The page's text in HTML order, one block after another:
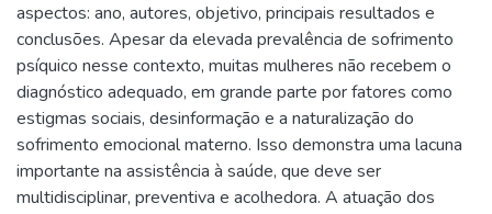
aspectos: ano, autores, objetivo, principais resultados e
conclusões. Apesar da elevada prevalência de sofrimento
psíquico nesse contexto, muitas mulheres não recebem o
diagnóstico adequado, em grande parte por fatores como
estigmas sociais, desinformação e a naturalização do
sofrimento emocional materno. Isso demonstra uma lacuna
importante na assistência à saúde, que deve ser
multidisciplinar, preventiva e acolhedora. A atuação dos